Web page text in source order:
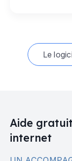
Le
Aide
internet